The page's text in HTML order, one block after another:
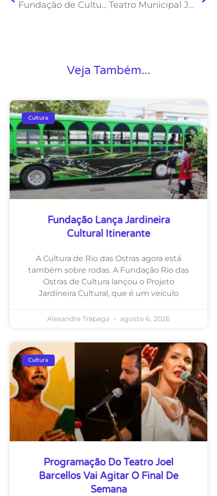
Fundação de Cultura promove palestra sobre consciência negra em Rocha Leão Teatro Municipal Joel Barcelos recebe Projeto “Marchas Freireanas”
Veja Também...
Cultura
Fundação Lança Jardineira
Cultural Itinerante
A Cultura de Rio das Ostras agora está
também sobre rodas. A Fundação Rio das
Ostras de Cultura lançou o Projeto
Jardineira Cultural, que é um veículo
Alexandre Trápaga agosto 6, 2026
Cultura
Programação Do Teatro Joel
Barcellos Vai Agitar O Final De
Semana